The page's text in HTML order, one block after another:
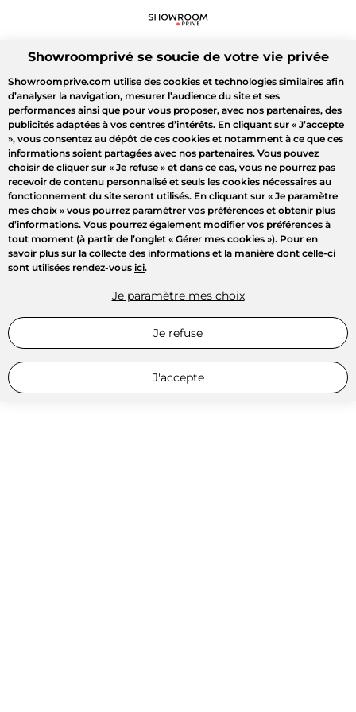
Showroomprivé se soucie de votre vie privée
Showroomprive.com utilise des cookies et technologies similaires afin
d’analyser la navigation, mesurer l’audience du site et ses
performances ainsi que pour vous proposer, avec nos partenaires, des
publicités adaptées à vos centres d’intérêts. En cliquant sur « J’accepte
», vous consentez au dépôt de ces cookies et notamment à ce que ces
informations soient partagées avec nos partenaires. Vous pouvez
choisir de cliquer sur « Je refuse » et dans ce cas, vous ne pourrez pas
recevoir de contenu personnalisé et seuls les cookies nécessaires au
fonctionnement du site seront utilisés. En cliquant sur « Je paramètre
mes choix » vous pourrez paramétrer vos préférences et obtenir plus
d’informations. Vous pourrez également modifier vos préférences à
tout moment (à partir de l’onglet « Gérer mes cookies »). Pour en
savoir plus sur la collecte des informations et la manière dont celle-ci
sont utilisées rendez-vous ici.
Je paramètre mes choix
Je refuse
J'accepte